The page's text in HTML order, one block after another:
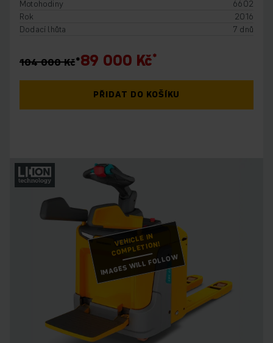
Motohodiny
6602
Rok
2016
Dodací lhůta
7 dnů
104 000 Kč 89 000 Kč
PŘIDAT DO KOŠÍKU
VEHICLE IN
COMPLETION!
IMAGES WILL FOLLOW